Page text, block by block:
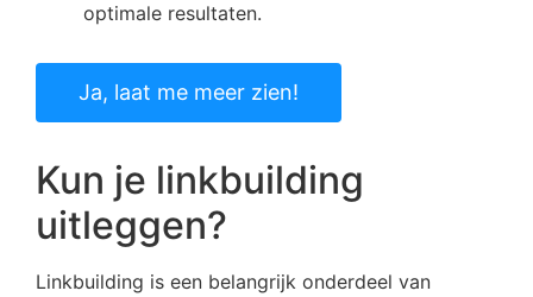
optimale resultaten.
Ja, laat me meer zien!
Kun je linkbuilding
uitleggen?
Linkbuilding is een belangrijk onderdeel van